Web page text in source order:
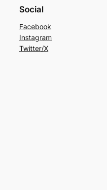
Social
Facebook
Instagram
Twitter/X